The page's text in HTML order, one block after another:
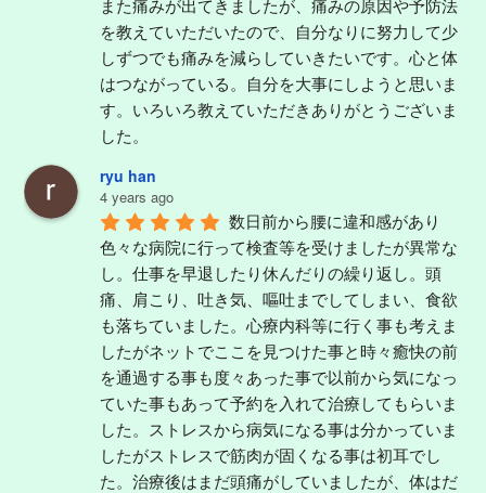
を教えていただいたので、自分なりに努力して少
しずつでも痛みを減らしていきたいです。心と体
はつながっている。自分を大事にしようと思いま
す。いろいろ教えていただきありがとうございま
した。
ryu han
4 years ago
数日前から腰に違和感があり
色々な病院に行って検査等を受けましたが異常な
し。仕事を早退したり休んだりの繰り返し。頭
痛、肩こり、吐き気、嘔吐までしてしまい、食欲
も落ちていました。心療内科等に行く事も考えま
したがネットでここを見つけた事と時々癒快の前
を通過する事も度々あった事で以前から気になっ
ていた事もあって予約を入れて治療してもらいま
した。ストレスから病気になる事は分かっていま
したがストレスで筋肉が固くなる事は初耳でし
た。治療後はまだ頭痛がしていましたが、体はだ